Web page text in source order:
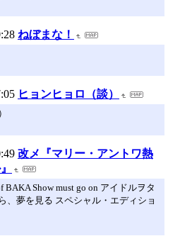
ねぼまな！
ヒョンヒョロ（談）
改メ『マリー・アントワ熱
BAKA Show must go on アイドルヲタ
、夢を見る スペシャル・エディショ